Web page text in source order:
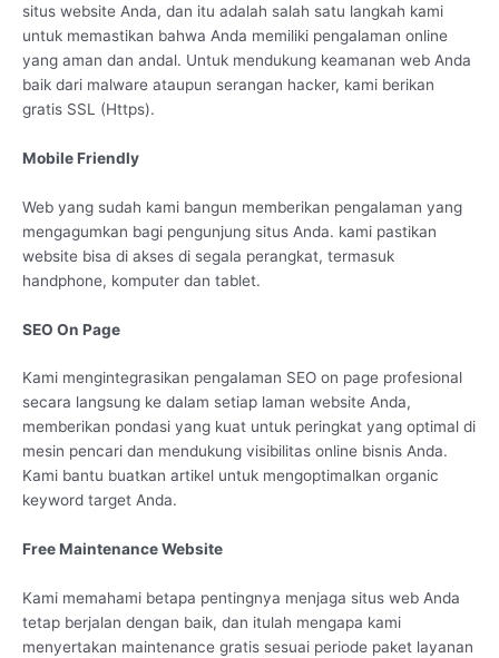
situs website Anda, dan itu adalah salah satu langkah kami
untuk memastikan bahwa Anda memiliki pengalaman online
yang aman dan andal. Untuk mendukung keamanan web Anda
baik dari malware ataupun serangan hacker, kami berikan
gratis SSL (Https).
Mobile Friendly
Web yang sudah kami bangun memberikan pengalaman yang
mengagumkan bagi pengunjung situs Anda. kami pastikan
website bisa di akses di segala perangkat, termasuk
handphone, komputer dan tablet.
SEO On Page
Kami mengintegrasikan pengalaman SEO on page profesional
secara langsung ke dalam setiap laman website Anda,
memberikan pondasi yang kuat untuk peringkat yang optimal di
mesin pencari dan mendukung visibilitas online bisnis Anda.
Kami bantu buatkan artikel untuk mengoptimalkan organic
keyword target Anda.
Free Maintenance Website
Kami memahami betapa pentingnya menjaga situs web Anda
tetap berjalan dengan baik, dan itulah mengapa kami
menyertakan maintenance gratis sesuai periode paket layanan